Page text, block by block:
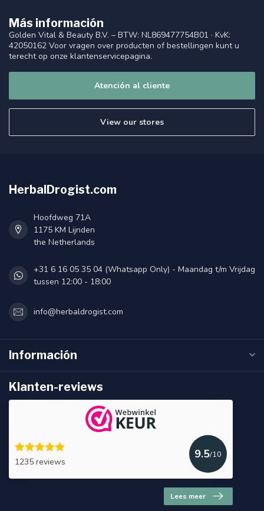
Más información
Golden Vital & Beauty B.V. – BTW: NL869477754B01 · KvK:
42050162 Voor vragen over producten of bestellingen kunt u
terecht op onze klantenservicepagina.
Atención al cliente
View our stores
HerbalDrogist.com
Hoofdweg 71A
1175 KM Lijnden
the Netherlands
+31 6 16 05 35 04 (Whatsapp Only) - Maandag t/m Vrijdag
tussen 12:00 - 18:00
info@herbaldrogist.com
Información
Klanten-reviews
1235 reviews
9.5/10
Lees meer